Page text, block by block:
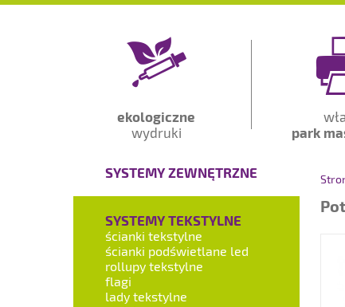
ekologiczne
wydruki
park
SYSTEMY ZEWNĘTRZNE
SYSTEMY TEKSTYLNE
ścianki tekstylne
ścianki podświetlane led
rollupy tekstylne
flagi
lady tekstylne